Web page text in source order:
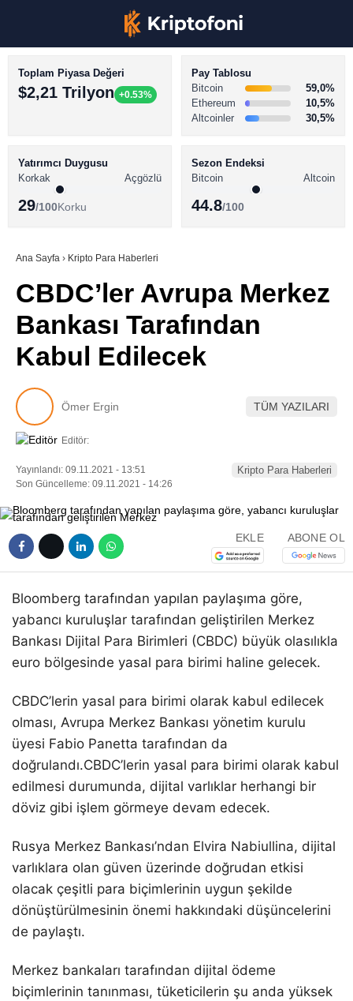
Youtube
TikTok
BİTCOİN HABERLERİ
ALTCOİN HABERLERİ
SÖZLÜK
Toplam Piyasa Değeri
$2,21 Trilyon +0.53%
Pay Tablosu
Bitcoin
59,0%
Ethereum
10,5%
Altcoinler
30,5%
Yatırımcı Duygusu
Korkak
Açgözlü
29/100Korku
Sezon Endeksi
Bitcoin
Altcoin
44.8/100
Ana Sayfa › Kripto Para Haberleri
CBDC’ler Avrupa Merkez
Bankası Tarafından
Kabul Edilecek
Ömer Ergin TÜM YAZILARI
Editör:
Yayınlandı: 09.11.2021 - 13:51
Son Güncelleme: 09.11.2021 - 14:26
Kripto Para Haberleri
EKLE ABONE OL
Bloomberg tarafından yapılan paylaşıma göre,
yabancı kuruluşlar tarafından geliştirilen Merkez
Bankası Dijital Para Birimleri (CBDC) büyük olasılıkla
euro bölgesinde yasal para birimi haline gelecek.
CBDC’lerin yasal para birimi olarak kabul edilecek
olması, Avrupa Merkez Bankası yönetim kurulu
üyesi Fabio Panetta tarafından da
doğrulandı.CBDC’lerin yasal para birimi olarak kabul
edilmesi durumunda, dijital varlıklar herhangi bir
döviz gibi işlem görmeye devam edecek.
Rusya Merkez Bankası’ndan Elvira Nabiullina, dijital
varlıklara olan güven üzerinde doğrudan etkisi
olacak çeşitli para biçimlerinin uygun şekilde
dönüştürülmesinin önemi hakkındaki düşüncelerini
de paylaştı.
Merkez bankaları tarafından dijital ödeme
biçimlerinin tanınması, tüketicilerin şu anda yüksek